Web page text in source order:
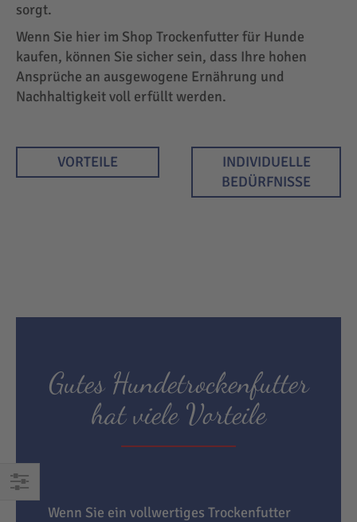
EINKAUFEN
sorgt.
Wenn Sie hier im Shop Trockenfutter für Hunde
kaufen, können Sie sicher sein, dass Ihre hohen
Ansprüche an ausgewogene Ernährung und
Nachhaltigkeit voll erfüllt werden.
VORTEILE
INDIVIDUELLE
BEDÜRFNISSE
Gutes Hundetrockenfutter
hat viele Vorteile
Wenn Sie ein vollwertiges Trockenfutter